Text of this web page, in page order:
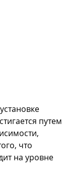
путем
что
на уровне